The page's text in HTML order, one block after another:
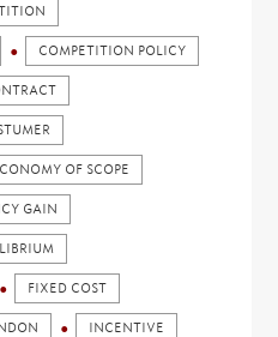
COMPETITION POLICY
OF SCOPE
GAIN
FIXED COST
INCENTIVE